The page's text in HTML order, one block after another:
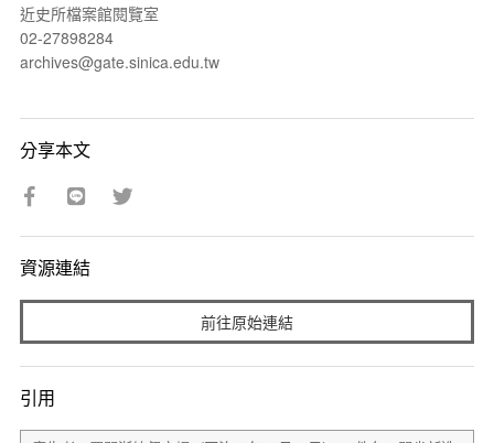
近史所檔案館閱覽室
02-27898284
archives@gate.sinica.edu.tw
分享本文
資源連結
前往原始連結
引用